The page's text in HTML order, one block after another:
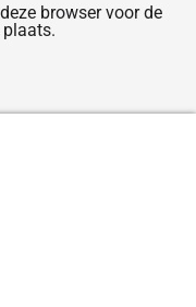
browser voor de
plaats.